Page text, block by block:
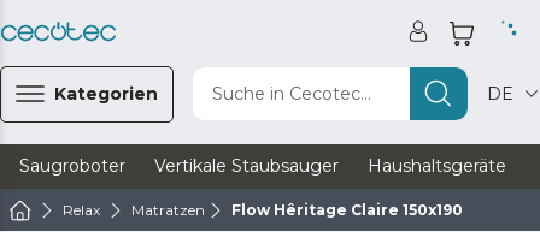
Kategorien Suche in Cecotec... DE
Saugroboter Vertikale Staubsauger Haushaltsgeräte
Relax Matratzen Flow Hêritage Claire 150x190